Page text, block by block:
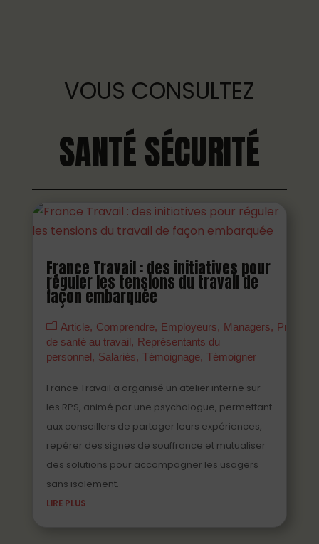
VOUS CONSULTEZ
SANTÉ SÉCURITÉ
France Travail : des initiatives pour
réguler les tensions du travail de
façon embarquée
Article Comprendre Employeurs Managers
Prévenir
de santé au travail
Représentants du
personnel
Salariés Témoignage Témoigner
France Travail a organisé un atelier interne sur
les RPS, animé par une psychologue, permettant
aux conseillers de partager leurs expériences,
repérer des signes de souffrance et mutualiser
des solutions pour accompagner les usagers
sans isolement.
LIRE PLUS